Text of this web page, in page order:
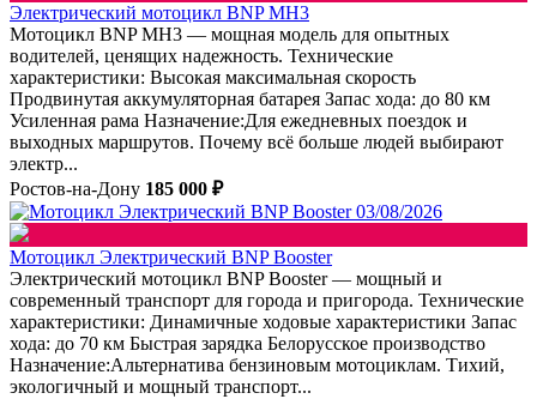
Электрический мотоцикл BNP MH3
Мотоцикл BNP MH3 — мощная модель для опытных
водителей, ценящих надежность. Технические
характеристики: Высокая максимальная скорость
Продвинутая аккумуляторная батарея Запас хода: до 80 км
Усиленная рама Назначение:Для ежедневных поездок и
выходных маршрутов. Почему всё больше людей выбирают
электр...
Ростов-на-Дону 185 000 ₽
03/08/2026
Мотоцикл Электрический BNP Booster
Электрический мотоцикл BNP Booster — мощный и
современный транспорт для города и пригорода. Технические
характеристики: Динамичные ходовые характеристики Запас
хода: до 70 км Быстрая зарядка Белорусское производство
Назначение:Альтернатива бензиновым мотоциклам. Тихий,
экологичный и мощный транспорт...